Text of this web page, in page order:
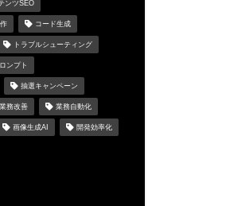
ンツSEO
コード生成
トラブルシューティング
ンプト
抽選キャンペーン
業務改善 業務自動化
画像生成AI 開発効率化